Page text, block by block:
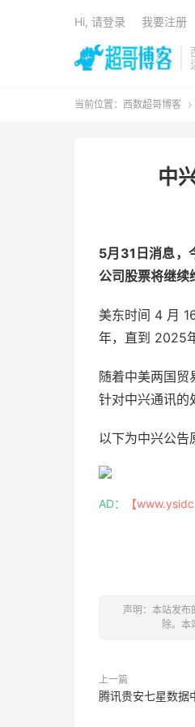
Hi, 请登录 我要注册
当前位置： 西数超哥博客 
中
5月31日消息，
公司股票将继续
美东时间 4 月
年，直到 2025
随着中美两国
针对中兴通讯的
以下为中兴公告
AD： 【
声明：本站发布
除。本
上一篇
腾讯贵安七星数据